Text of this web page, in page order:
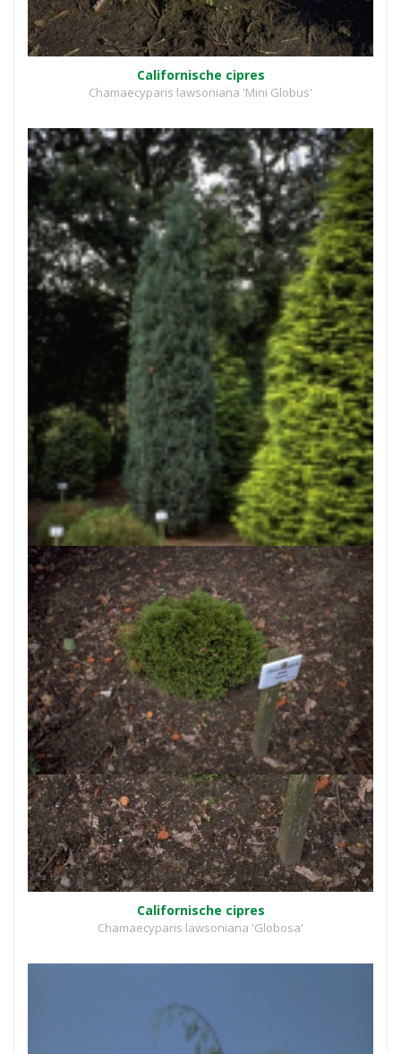
Californische cipres
Chamaecyparis lawsoniana 'Mini Globus'
Californische cipres
Chamaecyparis lawsoniana 'Grayswood Pillar'
Californische cipres
Chamaecyparis lawsoniana 'Globosa'